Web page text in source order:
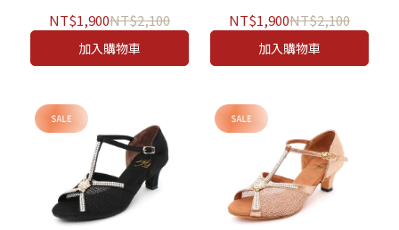
NT$1,900NT$2,100
加入購物車
NT$1,900NT$2,100
加入購物車